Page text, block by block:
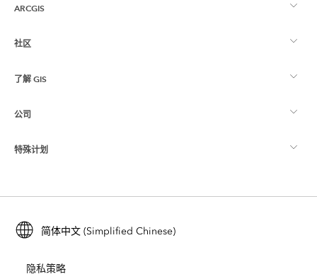
ARCGIS
ArcGIS 概览
制图
社区
Esri 社区
ArcGIS 博客
用户研究和测试
Esri 年轻专家关系网
了解 GIS
什么是 GIS？
位置智能
培训
ArcUser
ArcNews
公司
关于 Esri
招贤纳士
开放视野
特殊计划
ArcGIS for Student Use
保护
简体中文 (Simplified Chinese)
隐私策略